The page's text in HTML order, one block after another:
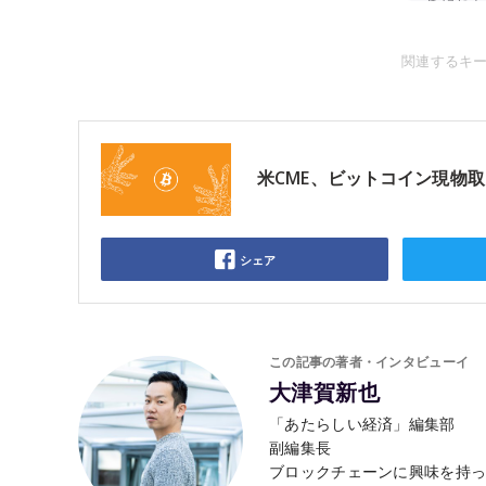
関連するキ
米CME、ビットコイン現物
シェア
この記事の著者・インタビューイ
大津賀新也
「あたらしい経済」編集部
副編集長
ブロックチェーンに興味を持